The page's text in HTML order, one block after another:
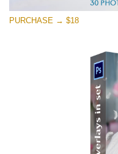
PURCHASE → $18